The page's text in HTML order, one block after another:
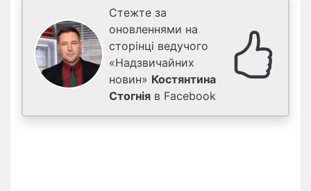
Стежте за
оновленнями на
сторінці ведучого
«Надзвичайних
новин» Костянтина
Стогнія в Facebook